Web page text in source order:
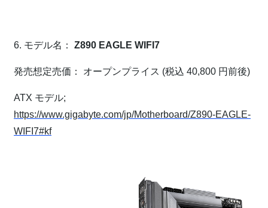
6. モデル名： Z890 EAGLE WIFI7
発売想定売価： オープンプライス (税込 40,800 円前後)
ATX モデル;
https://www.gigabyte.com/jp/Motherboard/Z890-EAGLE-
WIFI7#kf